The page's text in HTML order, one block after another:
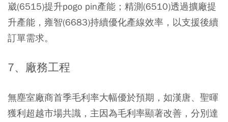
崴(6515)提升pogo pin產能；精測(6510)透過擴廠提
升產能，雍智(6683)持續優化產線效率，以支援後續
訂單需求。
7、廠務工程
無塵室廠商首季毛利率大幅優於預期，如漢唐、聖暉
獲利超越市場共識，主因為毛利率顯著改善，分別達